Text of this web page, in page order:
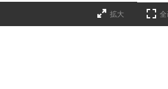
拡大 全